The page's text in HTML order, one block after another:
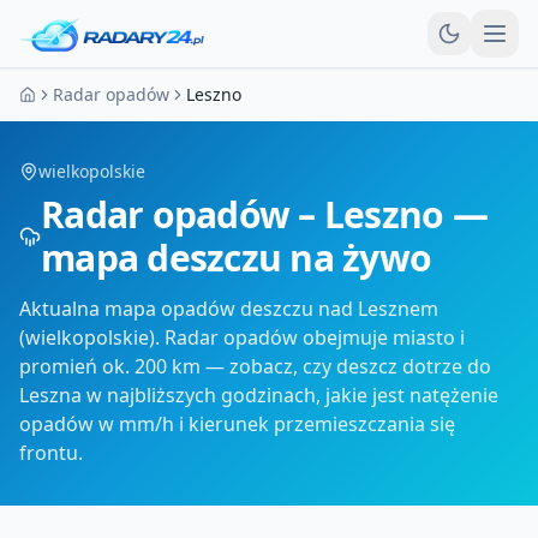
Strona główna
Radar opadów Leszno
wielkopolskie
Radar opadów – Leszno —
mapa deszczu na żywo
Aktualna mapa opadów deszczu nad Lesznem
(wielkopolskie). Radar opadów obejmuje miasto i
promień ok. 200 km — zobacz, czy deszcz dotrze do
Leszna w najbliższych godzinach, jakie jest natężenie
opadów w mm/h i kierunek przemieszczania się
frontu.